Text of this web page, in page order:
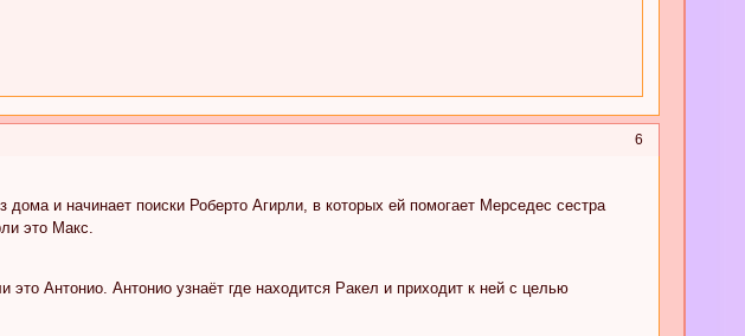
6
и начинает поиски Роберто Агирли, в которых ей помогает Мерседес сестра
это Макс.
Антонио. Антонио узнаёт где находится Ракел и приходит к ней с целью